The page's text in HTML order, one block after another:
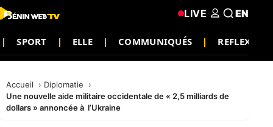
SPORT ELLE COMMUNIQUÉS REFLEXION
LIVE EN
Accueil
Diplomatie
Une nouvelle aide militaire occidentale de « 2,5 milliards de
dollars » annoncée à l’Ukraine